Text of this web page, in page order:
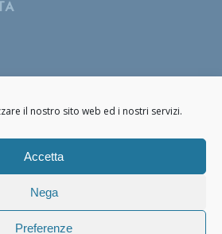
il nostro sito web ed i nostri servizi.
Accetta
Nega
Preferenze
2020 - 2021 P.IVA: 07661170634 -